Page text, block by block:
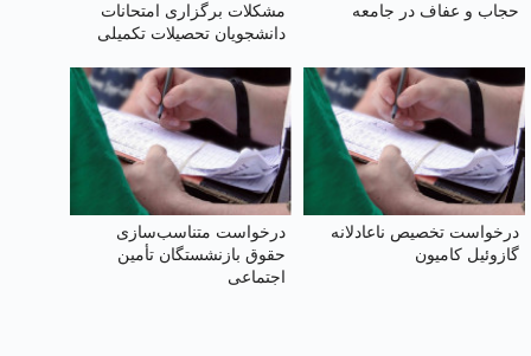
حجاب و عفاف در جامعه
مشکلات برگزاری امتحانات
دانشجویان تحصیلات تکمیلی
درخواست تخصیص ناعادلانه
گازوئیل کامیون
درخواست متناسب‌سازی
حقوق بازنشستگان تأمین
اجتماعی